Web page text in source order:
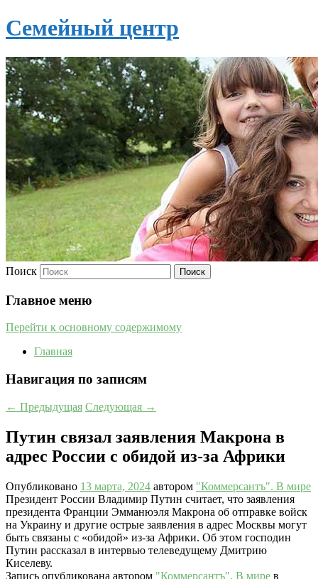
Семейный центр
Поиск
Главное меню
Перейти к основному содержимому
Главная
Навигация по записям
← Предыдущая Следующая →
Путин связал заявления Макрона в
адрес России с обидой из-за Африки
Опубликовано 13 марта, 2024 автором "Коммерсантъ". В мире
Президент России Владимир Путин считает, что заявления
президента Франции Эмманюэля Макрона об отправке войск
на Украину и другие острые заявления в адрес Москвы могут
быть связаны с «обидой» из-за Африки. Об этом господин
Путин рассказал в интервью телеведущему Дмитрию
Киселеву.
Запись опубликована автором "Коммерсантъ". В мире в